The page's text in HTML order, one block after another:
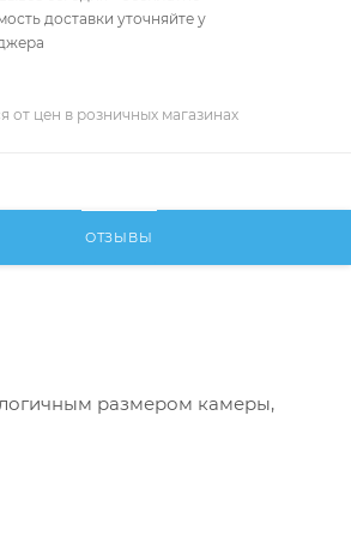
доставки уточняйте у
от цен в розничных магазинах
ОТЗЫВЫ
размером камеры,